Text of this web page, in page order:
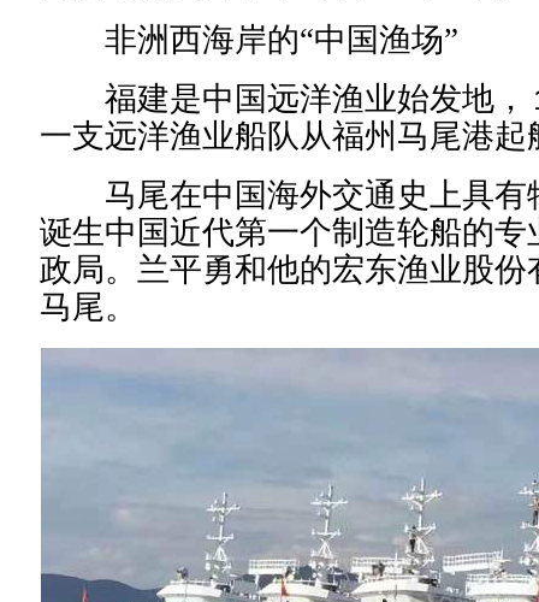
非洲西海岸的“中国渔场”
福建是中国远洋渔业始发地，
一支远洋渔业船队从福州马尾港起
马尾在中国海外交通史上具有
诞生中国近代第一个制造轮船的
政局。兰平勇和他的宏东渔业股份
马尾。